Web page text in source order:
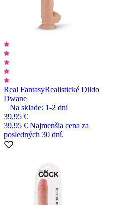
Real FantasyRealistické Dildo
Dwane
Na sklade: 1-2 dni
39,95 €
39,95 € Najmenšia cena za
posledných 30 dní.